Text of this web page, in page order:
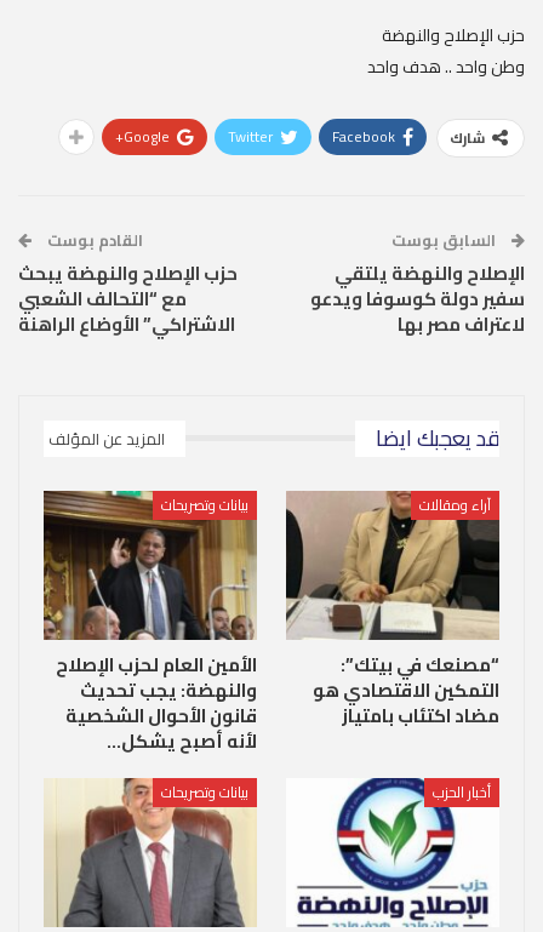
حزب الإصلاح والنهضة
وطن واحد .. هدف واحد
شارك Facebook
Twitter
Google+
السابق بوست
الإصلاح والنهضة يلتقي
سفير دولة كوسوفا ويدعو
لاعتراف مصر بها
القادم بوست
حزب الإصلاح والنهضة يبحث
مع “التحالف الشعبي
الاشتراكي” الأوضاع الراهنة
قد يعجبك ايضا المزيد عن المؤلف
آراء ومقالات
“مصنعك في بيتك”:
التمكين الاقتصادي هو
مضاد اكتئاب بامتياز
بيانات وتصريحات
الأمين العام لحزب الإصلاح
والنهضة: يجب تحديث
قانون الأحوال الشخصية
لأنه أصبح يشكل…
أخبار الحزب بيانات وتصريحات